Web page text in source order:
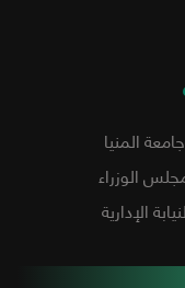
المنيا
الوزراء
الإدارية